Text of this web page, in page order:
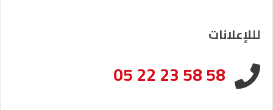
لللإعلانات
05 22 23 58 58